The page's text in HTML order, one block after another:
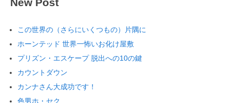
この世界の（さらにいくつもの）片隅に
ホーンテッド 世界一怖いお化け屋敷
プリズン・エスケープ 脱出への10の鍵
カウントダウン
カンナさん大成功です！
色男ホ・セク